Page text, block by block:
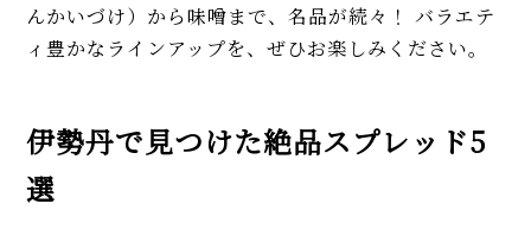
んかいづけ）から味噌まで、名品が続々！ バラエテ
ィ豊かなラインアップを、ぜひお楽しみください。
伊勢丹で見つけた絶品スプレッド5
選